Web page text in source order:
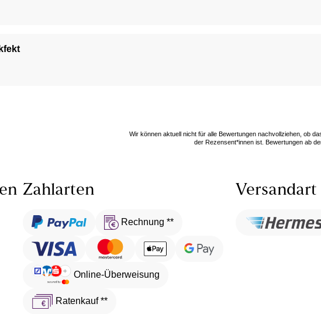
Wir können aktuell nicht für alle Bewertungen nachvollziehen, ob
der Rezensent*innen ist. Bewertungen ab
Zahlarten
Rechnung **
Online-Überweisung
Ratenkauf **
Versandart